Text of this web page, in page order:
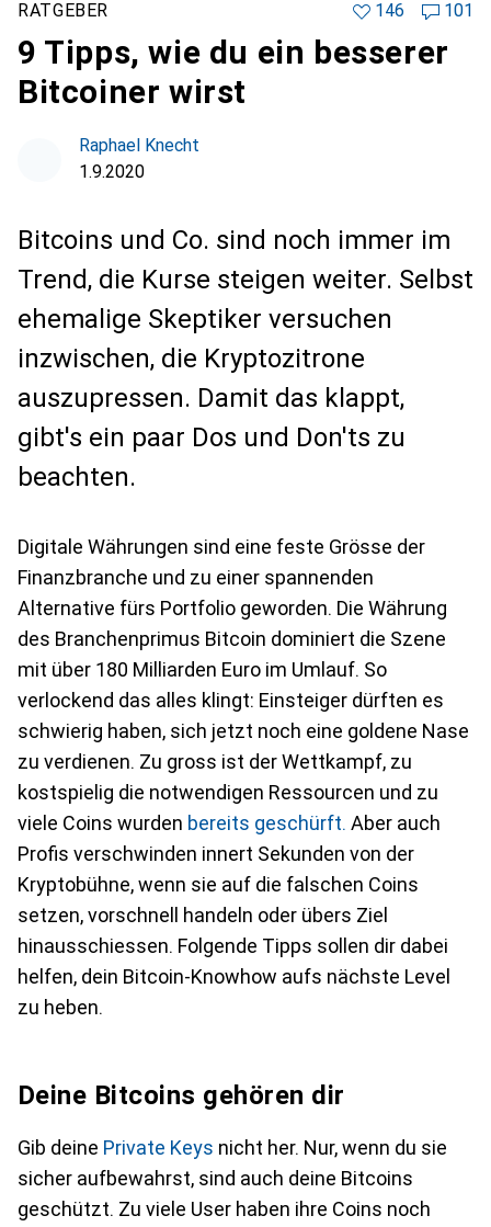
RATGEBER 146 101
9 Tipps, wie du ein besserer
Bitcoiner wirst
Raphael Knecht
1.9.2020
Bitcoins und Co. sind noch immer im
Trend, die Kurse steigen weiter. Selbst
ehemalige Skeptiker versuchen
inzwischen, die Kryptozitrone
auszupressen. Damit das klappt,
gibt's ein paar Dos und Don'ts zu
beachten.
Digitale Währungen sind eine feste Grösse der
Finanzbranche und zu einer spannenden
Alternative fürs Portfolio geworden. Die Währung
des Branchenprimus Bitcoin dominiert die Szene
mit über 180 Milliarden Euro im Umlauf. So
verlockend das alles klingt: Einsteiger dürften es
schwierig haben, sich jetzt noch eine goldene Nase
zu verdienen. Zu gross ist der Wettkampf, zu
kostspielig die notwendigen Ressourcen und zu
viele Coins wurden bereits geschürft. Aber auch
Profis verschwinden innert Sekunden von der
Kryptobühne, wenn sie auf die falschen Coins
setzen, vorschnell handeln oder übers Ziel
hinausschiessen. Folgende Tipps sollen dir dabei
helfen, dein Bitcoin-Knowhow aufs nächste Level
zu heben.
Deine Bitcoins gehören dir
Gib deine Private Keys nicht her. Nur, wenn du sie
sicher aufbewahrst, sind auch deine Bitcoins
geschützt. Zu viele User haben ihre Coins noch